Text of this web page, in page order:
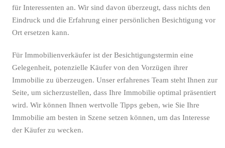
für Interessenten an. Wir sind davon überzeugt, dass nichts den
Eindruck und die Erfahrung einer persönlichen Besichtigung vor
Ort ersetzen kann.
Für Immobilienverkäufer ist der Besichtigungstermin eine
Gelegenheit, potenzielle Käufer von den Vorzügen ihrer
Immobilie zu überzeugen. Unser erfahrenes Team steht Ihnen zur
Seite, um sicherzustellen, dass Ihre Immobilie optimal präsentiert
wird. Wir können Ihnen wertvolle Tipps geben, wie Sie Ihre
Immobilie am besten in Szene setzen können, um das Interesse
der Käufer zu wecken.